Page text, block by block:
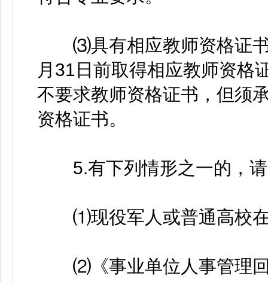
⑶具有相应教师资格证书
月31日前取得相应教师资格
不要求教师资格证书，但须
资格证书。
5.有下列情形之一的，请
⑴现役军人或普通高校在
⑵《事业单位人事管理回